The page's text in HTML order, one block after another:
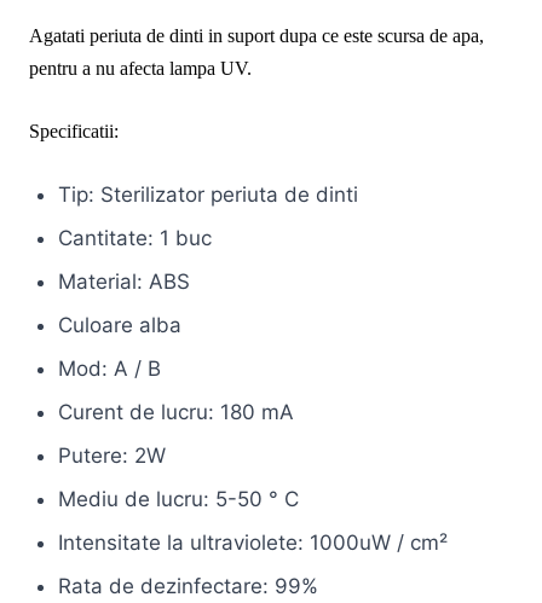
Agatati periuta de dinti in suport dupa ce este scursa de apa,
pentru a nu afecta lampa UV.
Specificatii:
Tip: Sterilizator periuta de dinti
Cantitate: 1 buc
Material: ABS
Culoare alba
Mod: A / B
Curent de lucru: 180 mA
Putere: 2W
Mediu de lucru: 5-50 ° C
Intensitate la ultraviolete: 1000uW / cm²
Rata de dezinfectare: 99%